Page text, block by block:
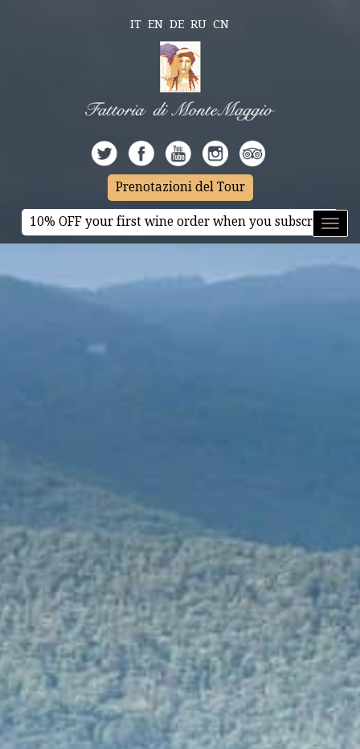
IT EN DE RU CN
Prenotazioni del Tour
10% OFF your first wine order when you subscribe